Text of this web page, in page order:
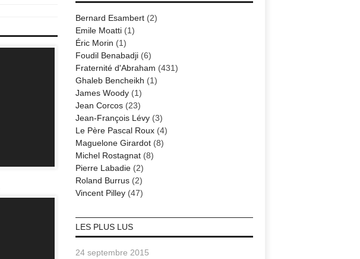
Bernard Esambert(2)
Emile Moatti(1)
Éric Morin (1)
Foudil Benabadji(6)
Fraternité d'Abraham (431)
Ghaleb Bencheikh (1)
James Woody(1)
Jean Corcos(23)
Jean-François Lévy(3)
Le Père Pascal Roux(4)
Maguelone Girardot(8)
Michel Rostagnat(8)
Pierre Labadie(2)
Roland Burrus(2)
Vincent Pilley(47)
LES PLUS LUS
24 septembre 2015